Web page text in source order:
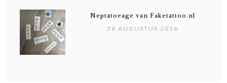
Neptatoeage van Faketattoo.nl
28 AUGUSTUS 2016